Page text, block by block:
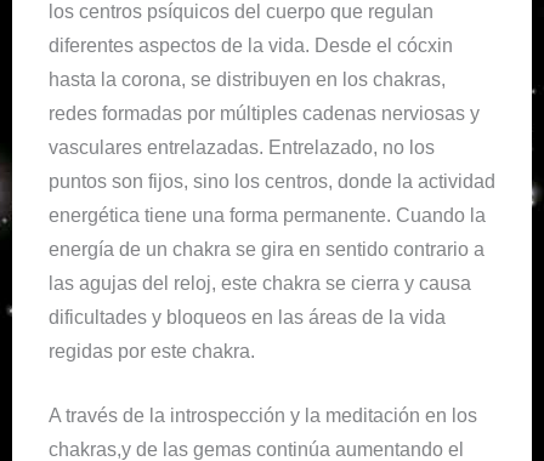
los centros psíquicos del cuerpo que regulan
diferentes aspectos de la vida. Desde el cócxin
hasta la corona, se distribuyen en los chakras,
redes formadas por múltiples cadenas nerviosas y
vasculares entrelazadas. Entrelazado, no los
puntos son fijos, sino los centros, donde la actividad
energética tiene una forma permanente. Cuando la
energía de un chakra se gira en sentido contrario a
las agujas del reloj, este chakra se cierra y causa
dificultades y bloqueos en las áreas de la vida
regidas por este chakra.
A través de la introspección y la meditación en los
chakras,y de las gemas continúa aumentando el